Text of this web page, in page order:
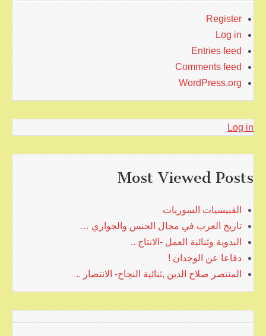
Register
Log in
Entries feed
Comments feed
WordPress.org
Log in
Most Viewed Posts
القبيسيات السوريات
تاريخ العرب في مجال الجنس والجواري …
البدوية وثنائية العمل -الانتاج ..
دفاعا عن الوجدان !
المنتصر صلاح الدين ,ثنائية النجاح- الانتصار ..